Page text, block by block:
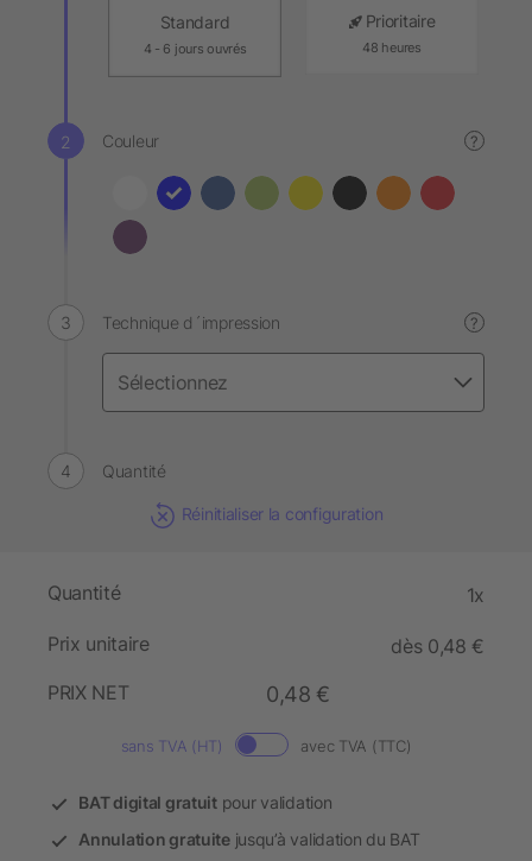
Standard
4 - 6 jours ouvrés
Prioritaire
48 heures
Couleur ?
Technique d´impression ?
Quantité
Réinitialiser la configuration
Quantité 1x
Prix unitaire
dès 0,48 €
PRIX NET
0,48 €
sans TVA (HT) avec TVA (TTC)
BAT digital gratuitpour validation
Annulation gratuitejusqu’à validation du BAT